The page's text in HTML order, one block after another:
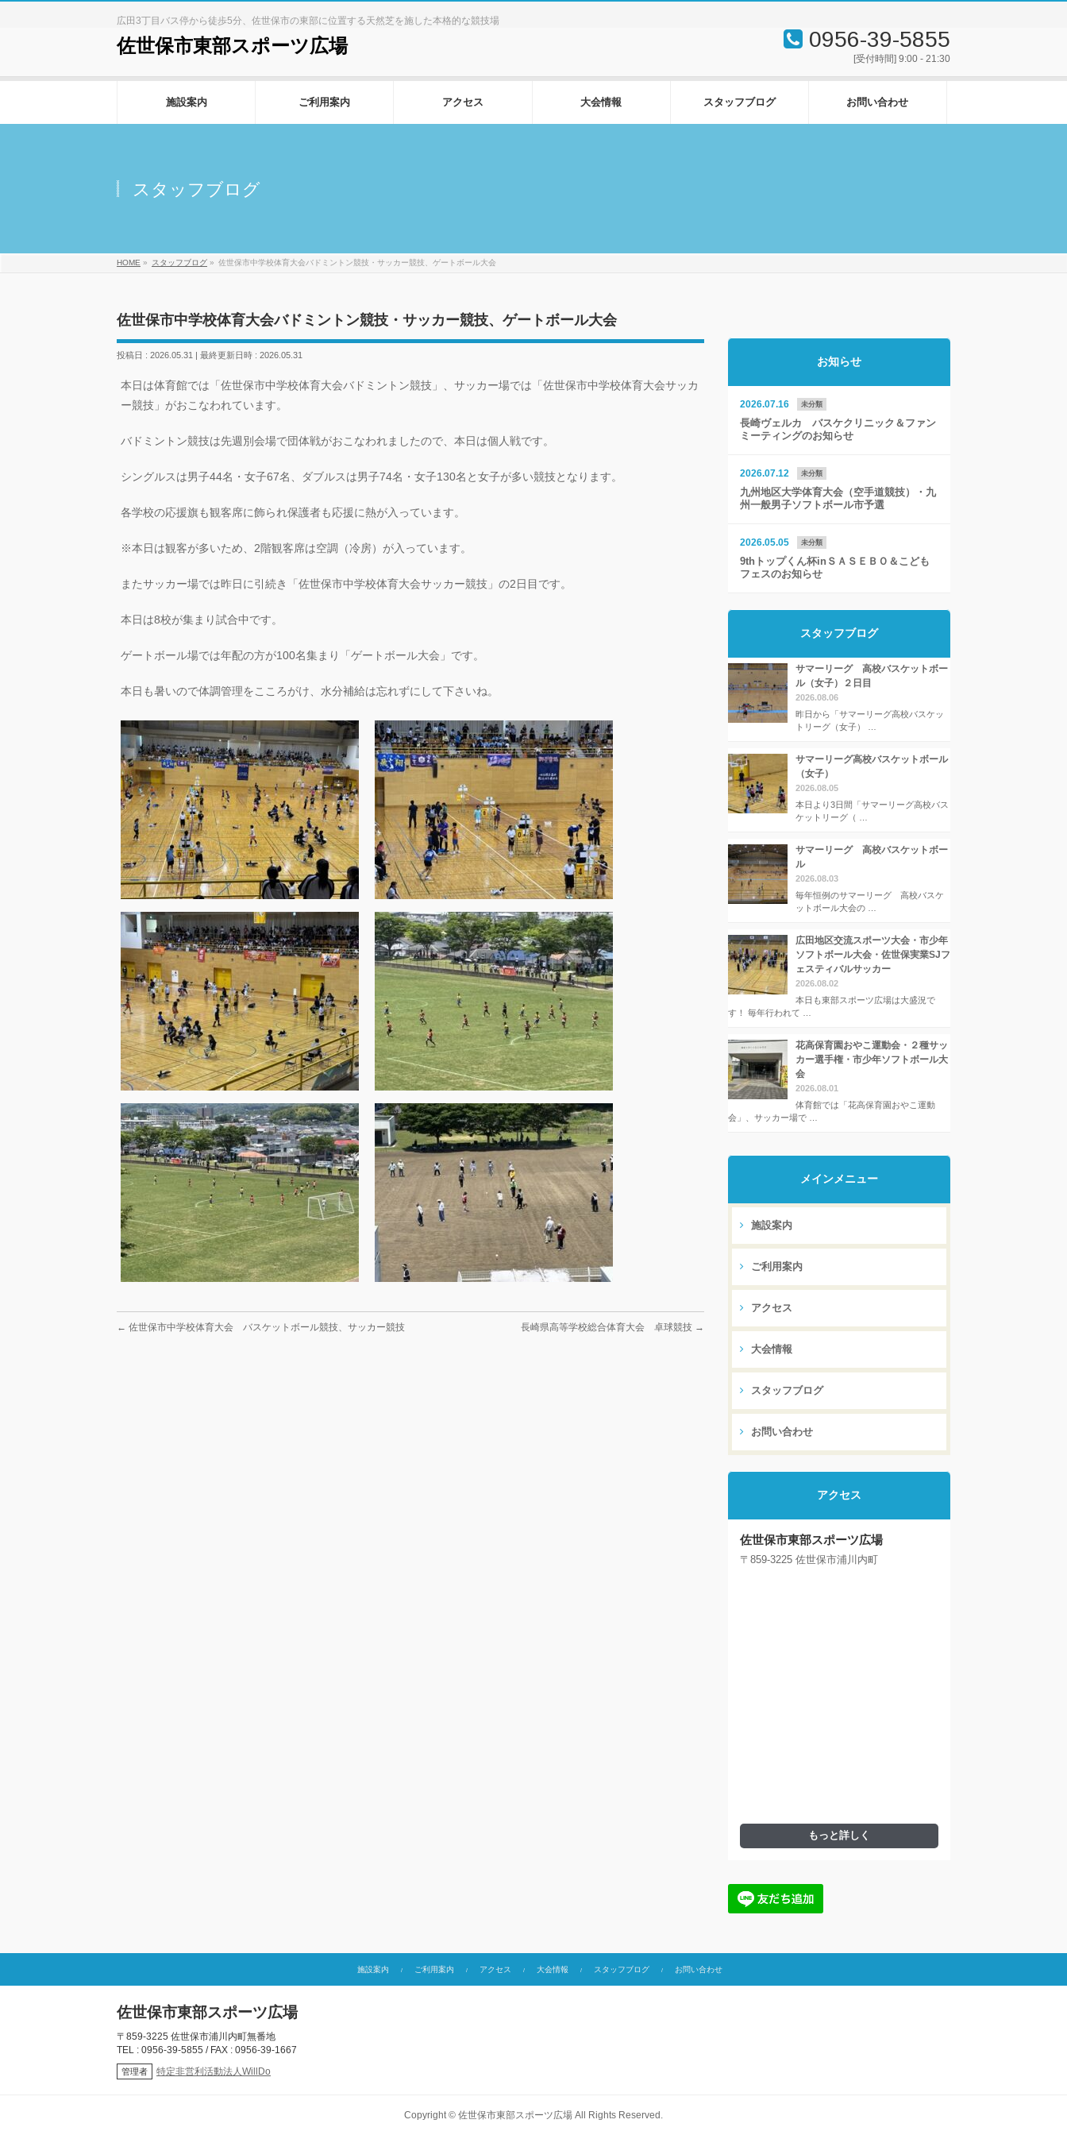
広田3丁目バス停から徒歩5分、佐世保市の東部に位置する天然芝を施した本格的な競技場
佐世保市東部スポーツ広場 0956-39-5855
[受付時間] 9:00 - 21:30
施設案内 ご利用案内 アクセス 大会情報 スタッフブログ お問い合わせ
スタッフブログ
HOME » スタッフブログ » 佐世保市中学校体育大会バドミントン競技・サッカー競技、ゲートボール大会
佐世保市中学校体育大会バドミントン競技・サッカー競技、ゲートボール大会
投稿日 : 2026.05.31 最終更新日時 : 2026.05.31
本日は体育館では「佐世保市中学校体育大会バドミントン競技」、サッカー場では「佐世保市中学校体育大会サッカ
ー競技」がおこなわれています。
バドミントン競技は先週別会場で団体戦がおこなわれましたので、本日は個人戦です。
シングルスは男子44名・女子67名、ダブルスは男子74名・女子130名と女子が多い競技となります。
各学校の応援旗も観客席に飾られ保護者も応援に熱が入っています。
※本日は観客が多いため、2階観客席は空調（冷房）が入っています。
またサッカー場では昨日に引続き「佐世保市中学校体育大会サッカー競技」の2日目です。
本日は8校が集まり試合中です。
ゲートボール場では年配の方が100名集まり「ゲートボール大会」です。
本日も暑いので体調管理をこころがけ、水分補給は忘れずにして下さいね。
← 佐世保市中学校体育大会 バスケットボール競技、サッカー競技 長崎県高等学校総合体育大会 卓球競技 →
お知らせ
2026.07.16 未分類
長崎ヴェルカ バスケクリニック＆ファン
ミーティングのお知らせ
2026.07.12 未分類
九州地区大学体育大会（空手道競技）・九
州一般男子ソフトボール市予選
2026.05.05 未分類
9thトップくん杯inＳＡＳＥＢＯ＆こども
フェスのお知らせ
スタッフブログ
サマーリーグ 高校バスケットボー
ル（女子）２日目
2026.08.06
昨日から「サマーリーグ高校バスケッ
トリーグ（女子） …
サマーリーグ高校バスケットボール
（女子）
2026.08.05
本日より3日間「サマーリーグ高校バス
ケットリーグ（ …
サマーリーグ 高校バスケットボー
ル
2026.08.03
毎年恒例のサマーリーグ 高校バスケ
ットボール大会の …
広田地区交流スポーツ大会・市少年
ソフトボール大会・佐世保実業SJフ
ェスティバルサッカー
2026.08.02
本日も東部スポーツ広場は大盛況で
す！ 毎年行われて …
花高保育園おやこ運動会・２種サッ
カー選手権・市少年ソフトボール大
会
2026.08.01
体育館では「花高保育園おやこ運動
会」、サッカー場で …
メインメニュー
施設案内
ご利用案内
アクセス
大会情報
スタッフブログ
お問い合わせ
アクセス
佐世保市東部スポーツ広場
〒859-3225 佐世保市浦川内町
もっと詳しく
施設案内 ご利用案内 アクセス 大会情報 スタッフブログ お問い合わせ
佐世保市東部スポーツ広場
〒859-3225 佐世保市浦川内町無番地
TEL : 0956-39-5855 / FAX : 0956-39-1667
管理者 特定非営利活動法人WillDo
Copyright © 佐世保市東部スポーツ広場 All Rights Reserved.